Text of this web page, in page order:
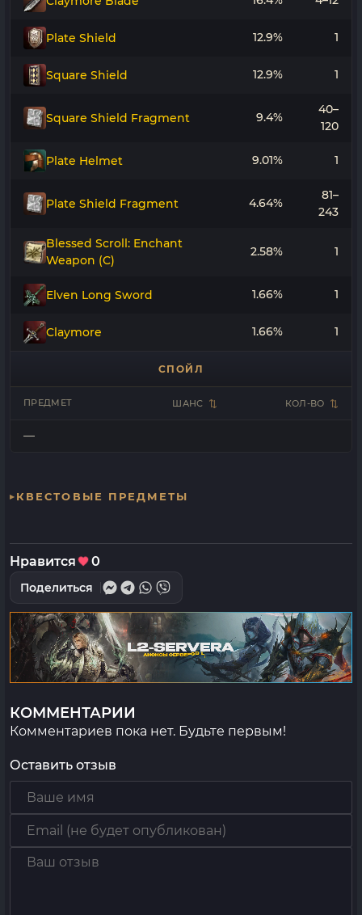
Plate Shield 12.9% 1
Square Shield 12.9% 1
Square Shield Fragment 9.4%
40–
120
Plate Helmet 9.01% 1
Plate Shield Fragment 4.64%
81–
243
Blessed Scroll: Enchant
Weapon (C)
2.58% 1
Elven Long Sword 1.66% 1
Claymore 1.66% 1
СПОЙЛ
ПРЕДМЕТ ШАНС КОЛ-ВО
—
КВЕСТОВЫЕ ПРЕДМЕТЫ
Нравится 0
Поделиться
КОММЕНТАРИИ
Комментариев пока нет. Будьте первым!
Оставить отзыв